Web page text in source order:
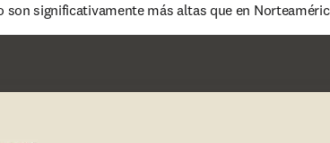
son significativamente más altas que en